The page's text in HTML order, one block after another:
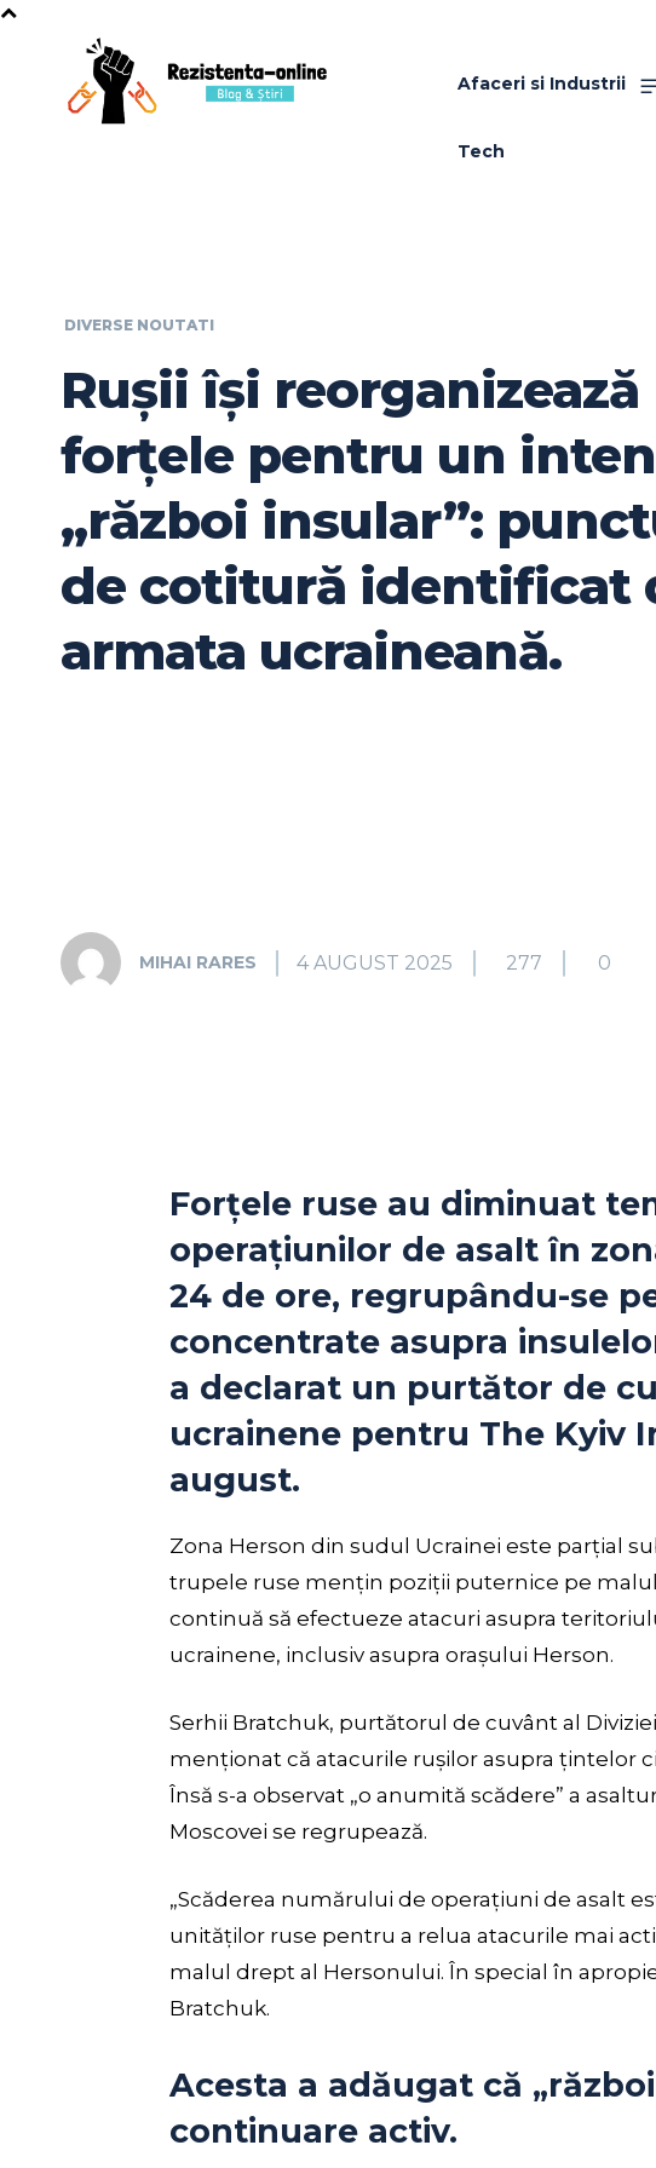
Afaceri si Industrii
Tech
DIVERSE NOUTATI
Rușii își reorganizează
forțele pentru un
„război insular”:
de cotitură identificat
armata ucraineană.
MIHAI RARES 4 AUGUST 2025 277 0
Forțele ruse au diminuat
operațiunilor de asalt în
24 de ore, regrupându-se
concentrate asupra
a declarat un purtător de
ucrainene pentru The Kyiv
august.
Zona Herson din sudul Ucrainei este parțial
trupele ruse mențin poziții puternice pe
continuă să efectueze atacuri asupra
ucrainene, inclusiv asupra orașului Herson.
Serhii Bratchuk, purtătorul de cuvânt al Diviziei
menționat că atacurile rușilor asupra țintelor
Însă s-a observat „o anumită scădere” a
Moscovei se regrupează.
„Scăderea numărului de operațiuni de asalt
unităților ruse pentru a relua atacurile mai
malul drept al Hersonului. În special în
Bratchuk.
Acesta a adăugat că
continuare activ.